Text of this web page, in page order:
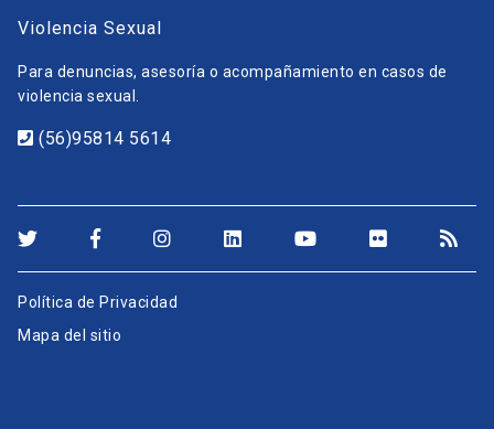
Violencia Sexual
Para denuncias, asesoría o acompañamiento en casos de
violencia sexual.
(56)95814 5614
Política de Privacidad
Mapa del sitio